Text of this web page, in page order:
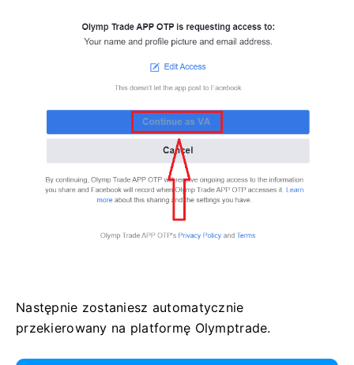
Następnie zostaniesz automatycznie
przekierowany na platformę Olymptrade.